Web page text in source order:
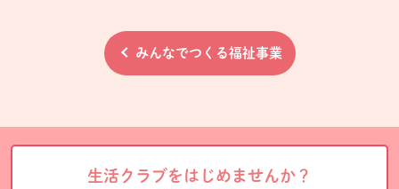
みんなでつくる福祉事業
生活クラブをはじめませんか？